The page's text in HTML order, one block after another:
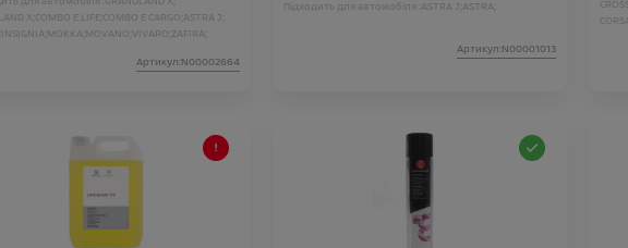
X; COMBO E LIFE; COMBO E CARGO; ASTRA J;
INSIGNIA; MOKKA; MOVANO; VIVARO; ZAFIRA;
Артикул:N00002664
Підходить для автомобіля : ASTRA J; ASTRA;
Артикул:N00001013